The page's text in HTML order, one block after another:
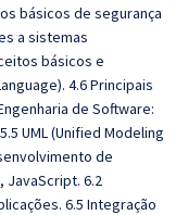
básicos de segurança
a sistemas
básicos e
4.6 Principais
de Software:
UML (Unified Modeling
de
JavaScript. 6.2
6.5 Integração